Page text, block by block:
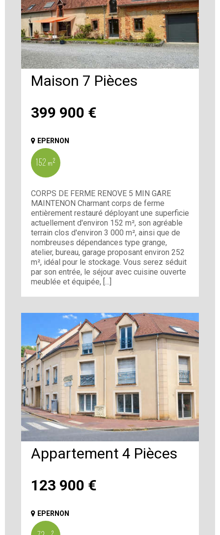
399 900 €
Maison 7 Pièces
EPERNON
152 m²
CORPS DE FERME RENOVE 5 MIN GARE
MAINTENON Charmant corps de ferme
entièrement restauré déployant une superficie
actuellement d'environ 152 m², son agréable
terrain clos d'environ 3 000 m², ainsi que de
nombreuses dépendances type grange,
atelier, bureau, garage proposant environ 252
m², idéal pour le stockage. Vous serez séduit
par son entrée, le séjour avec cuisine ouverte
meublée et équipée, [...]
123 900 €
Appartement 4 Pièces
EPERNON